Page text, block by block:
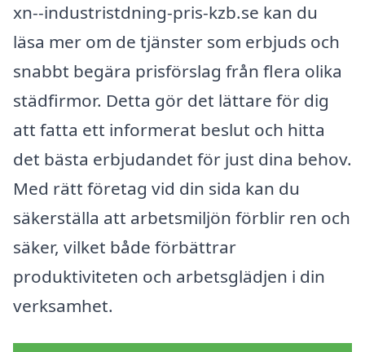
xn--industristdning-pris-kzb.se kan du
läsa mer om de tjänster som erbjuds och
snabbt begära prisförslag från flera olika
städfirmor. Detta gör det lättare för dig
att fatta ett informerat beslut och hitta
det bästa erbjudandet för just dina behov.
Med rätt företag vid din sida kan du
säkerställa att arbetsmiljön förblir ren och
säker, vilket både förbättrar
produktiviteten och arbetsglädjen i din
verksamhet.